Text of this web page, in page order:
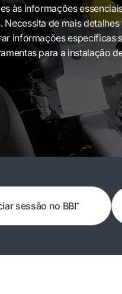
às informações
de mais
informações específicas
para a instalação
sessão no BBI⁺